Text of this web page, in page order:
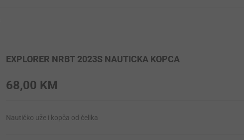
EXPLORER NRBT 2023S NAUTICKA KOPCA
68,00 KM
Nautičko uže i kopča od čelika